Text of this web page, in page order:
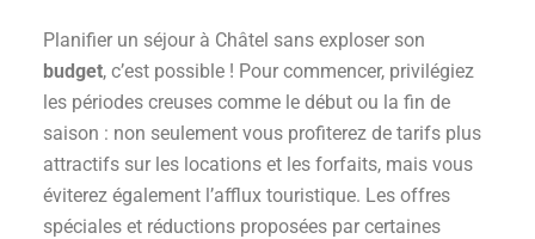
Planifier un séjour à Châtel sans exploser son
budget, c’est possible ! Pour commencer, privilégiez
les périodes creuses comme le début ou la fin de
saison : non seulement vous profiterez de tarifs plus
attractifs sur les locations et les forfaits, mais vous
éviterez également l’afflux touristique. Les offres
spéciales et réductions proposées par certaines